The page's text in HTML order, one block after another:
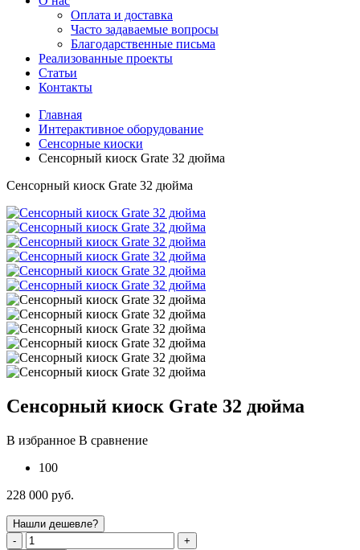
Оплата и доставка
Часто задаваемые вопросы
Благодарственные письма
Реализованные проекты
Статьи
Контакты
Главная
Интерактивное оборудование
Сенсорные киоски
Сенсорный киоск Grate 32 дюйма
Сенсорный киоск Grate 32 дюйма
Сенсорный киоск Grate 32 дюйма
В избранное В сравнение
100
228 000 руб.
Нашли дешевле?
-
+